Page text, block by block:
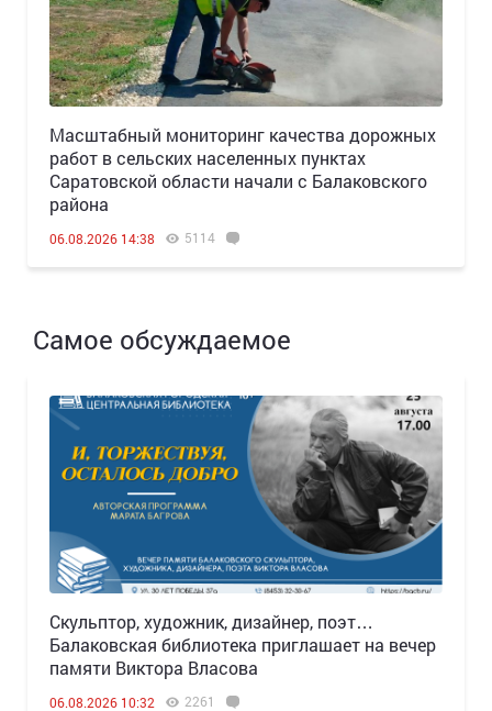
Масштабный мониторинг качества дорожных
работ в сельских населенных пунктах
Саратовской области начали с Балаковского
района
06.08.2026 14:38 5114
Самое обсуждаемое
Скульптор, художник, дизайнер, поэт…
Балаковская библиотека приглашает на вечер
памяти Виктора Власова
06.08.2026 10:32 2261